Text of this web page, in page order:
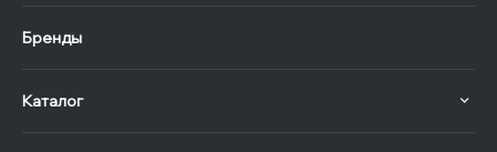
Бренды
Каталог